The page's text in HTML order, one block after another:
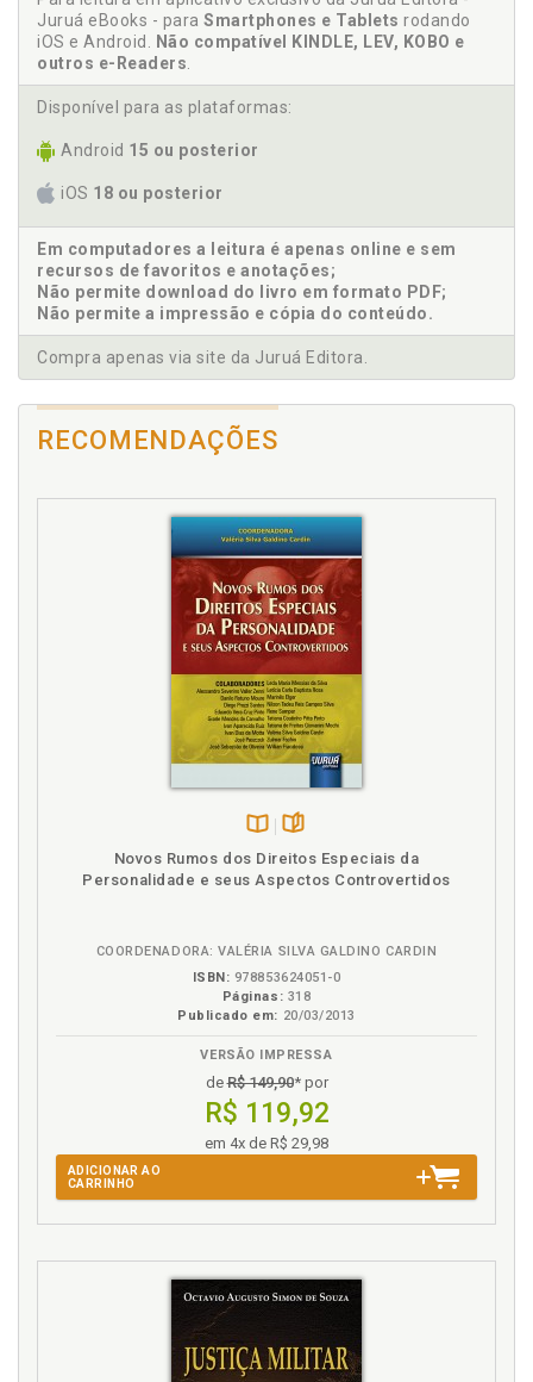
5.1.4 Banco Central do Brasil, p. 78
5.1.5 Conselho Nacional de Justiça, p. 80
5.1.6 Controladoria Geral da União, p. 80
5.1.7 Receita Federal do Brasil, p. 83
Cooperação Internacional, p. 84
5.1.9 Tribunal de Contas da União, p. 86
5.2.1 Gestor 1, p. 89
5.2.2 Gestora 2, p. 91
5.2.3 Gestor 3, p. 92
5.2.4 Gestora 4, p. 93
5.2.5 Gestor 5, p. 94
5.2.6 Gestor 6, p. 96
5.2.7 Gestor 7, p. 97
5.2.8 Gestor 8, p. 98
5.2.9 Gestora 9, p. 99
6 ANÁLISE DE GOVERNANÇA, p. 107
6.1 SEIS DIMENSÕES DE GOVERNANÇA, p. 108
6.2 CRÍTICAS AO DESENHO DA REDE, p. 113
6.3 CONSIDERAÇÕES FINAIS, p. 116
7 CONCLUSÃO, p. 119
REFERÊNCIAS, p. 125
Juruá eBooks - para Smartphones e Tablets rodando
iOS e Android. Não compatível KINDLE, LEV, KOBO e
outros e-Readers.
Disponível para as plataformas:
Android 15 ou posterior
iOS 18 ou posterior
Em computadores a leitura é apenas online e sem
recursos de favoritos e anotações;
Não permite download do livro em formato PDF;
Não permite a impressão e cópia do conteúdo.
Compra apenas via site da Juruá Editora.
RECOMENDAÇÕES
na
Novos Rumos dos Direitos Especiais da
Personalidade e seus Aspectos Controvertidos
COORDENADORA: VALÉRIA SILVA GALDINO CARDIN
ISBN: 978853624051-0
Páginas: 318
Publicado em: 20/03/2013
VERSÃO IMPRESSA
deR$ 149,90* por
R$ 119,92
em 4x de R$ 29,98
ADICIONAR AO
CARRINHO